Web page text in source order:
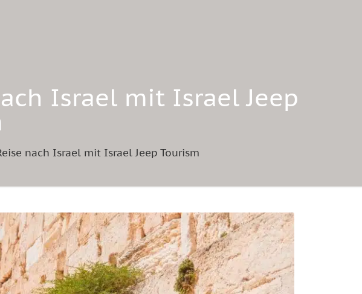
Israel mit Israel Jeep
nach Israel mit Israel Jeep Tourism